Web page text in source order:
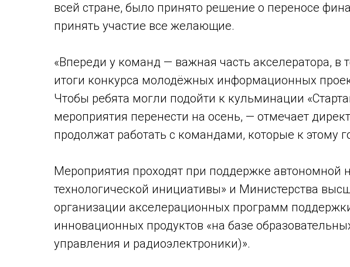
всей стране, было принято решение о переносе
принять участие все желающие.
«Впереди у команд — важная часть акселератора,
итоги конкурса молодёжных информационных
Чтобы ребята могли подойти к кульминации
мероприятия перенести на осень, — отмечает
продолжат работать с командами, которые к этому
Мероприятия проходят при поддержке
технологической инициативы» и Министерства
организации акселерационных программ
инновационных продуктов «на базе
управления и радиоэлектроники)».